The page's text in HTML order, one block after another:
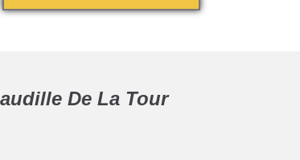
De La Tour